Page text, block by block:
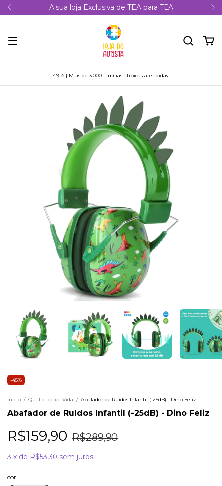
A sua loja Exclusiva de TEA para TEA
4.9 ⭐ | Mais de 3.000 famílias atípicas atendidas
-45%
Início / Qualidade de Vida / Abafador de Ruídos Infantil (-25dB) - Dino Feliz
Abafador de Ruídos Infantil (-25dB) - Dino Feliz
R$159,90 R$289,90
3 x de R$53,30 sem juros
cor